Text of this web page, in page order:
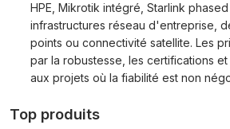
HPE, Mikrotik intégré, Starlink
infrastructures réseau d'entreprise,
points ou connectivité satellite. Les
par la robustesse, les certifications
aux projets où la fiabilité est non
Top produits